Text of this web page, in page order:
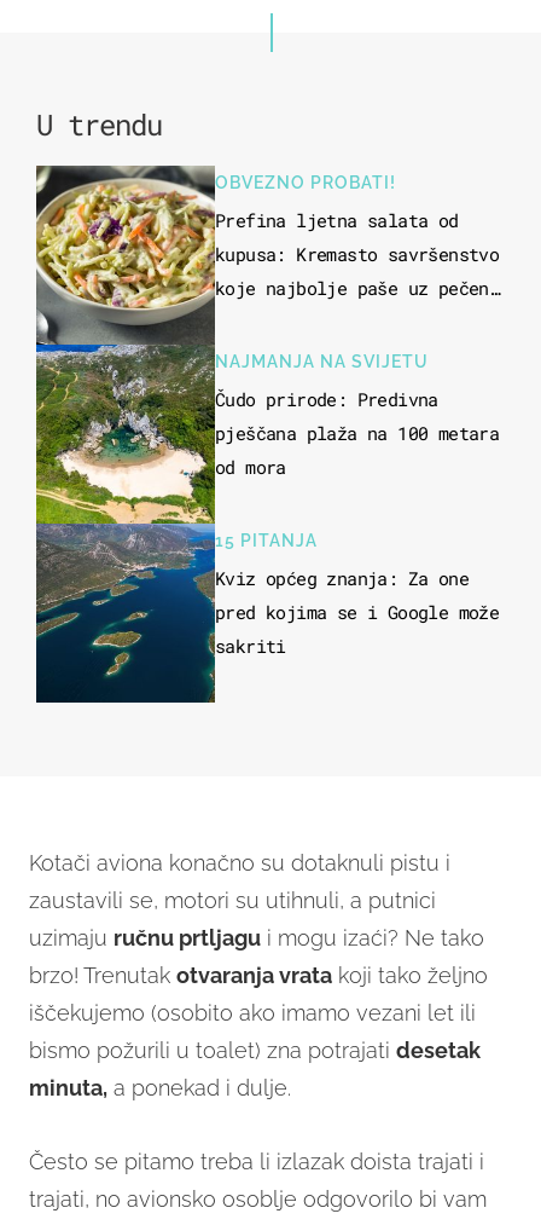
U trendu
OBVEZNO PROBATI!
Prefina ljetna salata od
kupusa: Kremasto savršenstvo
koje najbolje paše uz pečeno
NAJMANJA NA SVIJETU
Čudo prirode: Predivna
pješčana plaža na 100 metara
od mora
15 PITANJA
Kviz općeg znanja: Za one
pred kojima se i Google može
sakriti
Kotači aviona konačno su dotaknuli pistu i
zaustavili se, motori su utihnuli, a putnici
uzimaju ručnu prtljagu i mogu izaći? Ne tako
brzo! Trenutak otvaranja vrata koji tako željno
iščekujemo (osobito ako imamo vezani let ili
bismo požurili u toalet) zna potrajati desetak
minuta, a ponekad i dulje.
Često se pitamo treba li izlazak doista trajati i
trajati, no avionsko osoblje odgovorilo bi vam